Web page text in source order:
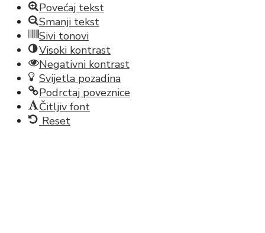
Povećaj tekst
Smanji tekst
Sivi tonovi
Visoki kontrast
Negativni kontrast
Svijetla pozadina
Podrctaj poveznice
Čitljiv font
Reset